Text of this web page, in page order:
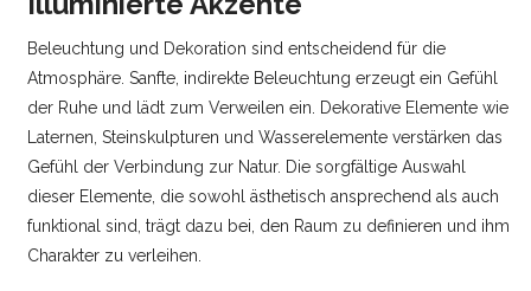
Beleuchtung und Dekoration sind entscheidend für die
Atmosphäre. Sanfte, indirekte Beleuchtung erzeugt ein Gefühl
der Ruhe und lädt zum Verweilen ein. Dekorative Elemente wie
Laternen, Steinskulpturen und Wasserelemente verstärken das
Gefühl der Verbindung zur Natur. Die sorgfältige Auswahl
dieser Elemente, die sowohl ästhetisch ansprechend als auch
funktional sind, trägt dazu bei, den Raum zu definieren und ihm
Charakter zu verleihen.